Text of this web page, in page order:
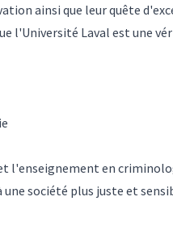
ainsi que leur quête
l'Université Laval est une
l'enseignement en
société plus juste et